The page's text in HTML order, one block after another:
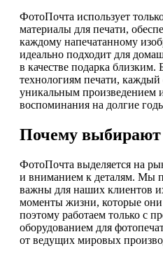
ФотоПочта использует
материалы для печати,
каждому напечатанному
идеально подходит для
в качестве подарка
технологиям печати, каждый
уникальным произведением
воспоминания на долгие
Почему
ФотоПочта выделяется на
и вниманием к деталям. Мы
важны для наших клиентов
моменты жизни, которые
поэтому работаем только с
оборудованием для
от ведущих мировых